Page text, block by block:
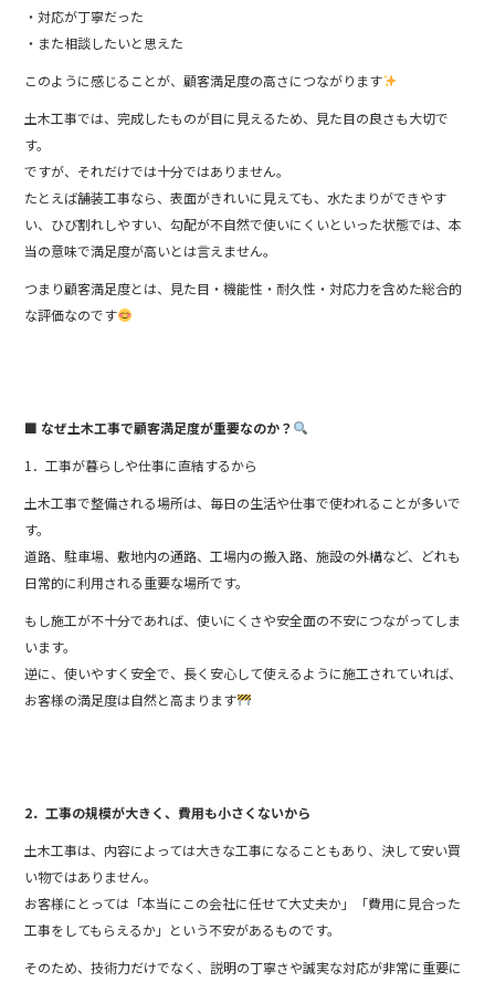
・対応が丁寧だった
・また相談したいと思えた
このように感じることが、顧客満足度の高さにつながります
土木工事では、完成したものが目に見えるため、見た目の良さも大切で
す。
ですが、それだけでは十分ではありません。
たとえば舗装工事なら、表面がきれいに見えても、水たまりができやす
い、ひび割れしやすい、勾配が不自然で使いにくいといった状態では、本
当の意味で満足度が高いとは言えません。
つまり顧客満足度とは、見た目・機能性・耐久性・対応力を含めた総合的
な評価なのです
■ なぜ土木工事で顧客満足度が重要なのか？
1．工事が暮らしや仕事に直結するから
土木工事で整備される場所は、毎日の生活や仕事で使われることが多いで
す。
道路、駐車場、敷地内の通路、工場内の搬入路、施設の外構など、どれも
日常的に利用される重要な場所です。
もし施工が不十分であれば、使いにくさや安全面の不安につながってしま
います。
逆に、使いやすく安全で、長く安心して使えるように施工されていれば、
お客様の満足度は自然と高まります
2．工事の規模が大きく、費用も小さくないから
土木工事は、内容によっては大きな工事になることもあり、決して安い買
い物ではありません。
お客様にとっては「本当にこの会社に任せて大丈夫か」「費用に見合った
工事をしてもらえるか」という不安があるものです。
そのため、技術力だけでなく、説明の丁寧さや誠実な対応が非常に重要に